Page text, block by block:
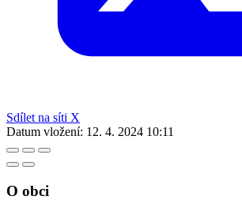
Sdílet na síti X
Datum vložení: 12. 4. 2024 10:11
O obci